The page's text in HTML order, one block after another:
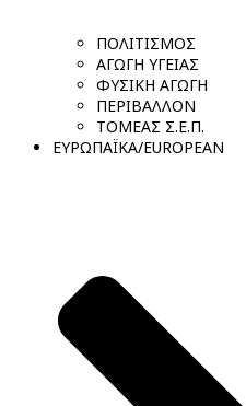
ΠΟΛΙΤΙΣΜΟΣ
ΑΓΩΓΗ ΥΓΕΙΑΣ
ΦΥΣΙΚΗ ΑΓΩΓΗ
ΠΕΡΙΒΑΛΛΟΝ
ΤΟΜΕΑΣ Σ.Ε.Π.
ΕΥΡΩΠΑΪΚΑ/EUROPEAN